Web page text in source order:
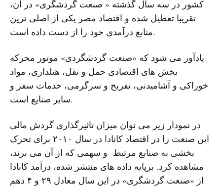
کشور در سه سال گذشته « صنعت گردشگری» در آن،
تقریبا تعطیل شده و اقتصاد مصر یکی از اصلی ترین
منابع درآمدی خود را از دست داده است.
یادآور می شود که «صنعت گردشگردی» موتور محرکه
بخش های اقتصادی حمل و نقل، هتلداری، مواد
خوراکی و آشامیدنی، تفریح و سرگرمی، خدمات سفر و
سایر صنایع است.
در نمودار زیر می توان میزان تاثیرگذاری گردش مالی
این صنعت را در اقتصاد کانادا در سال ٢٠١٠ برای تحرک
بخشی به صنایع مرتبط و سهمی که از آن می برند،
مشاهده کرد. برپایه داده های منتشر شده، درآمد کانادا
از «صنعت گردشگری» در این سال معادل ۲۹ و ۴ دهم